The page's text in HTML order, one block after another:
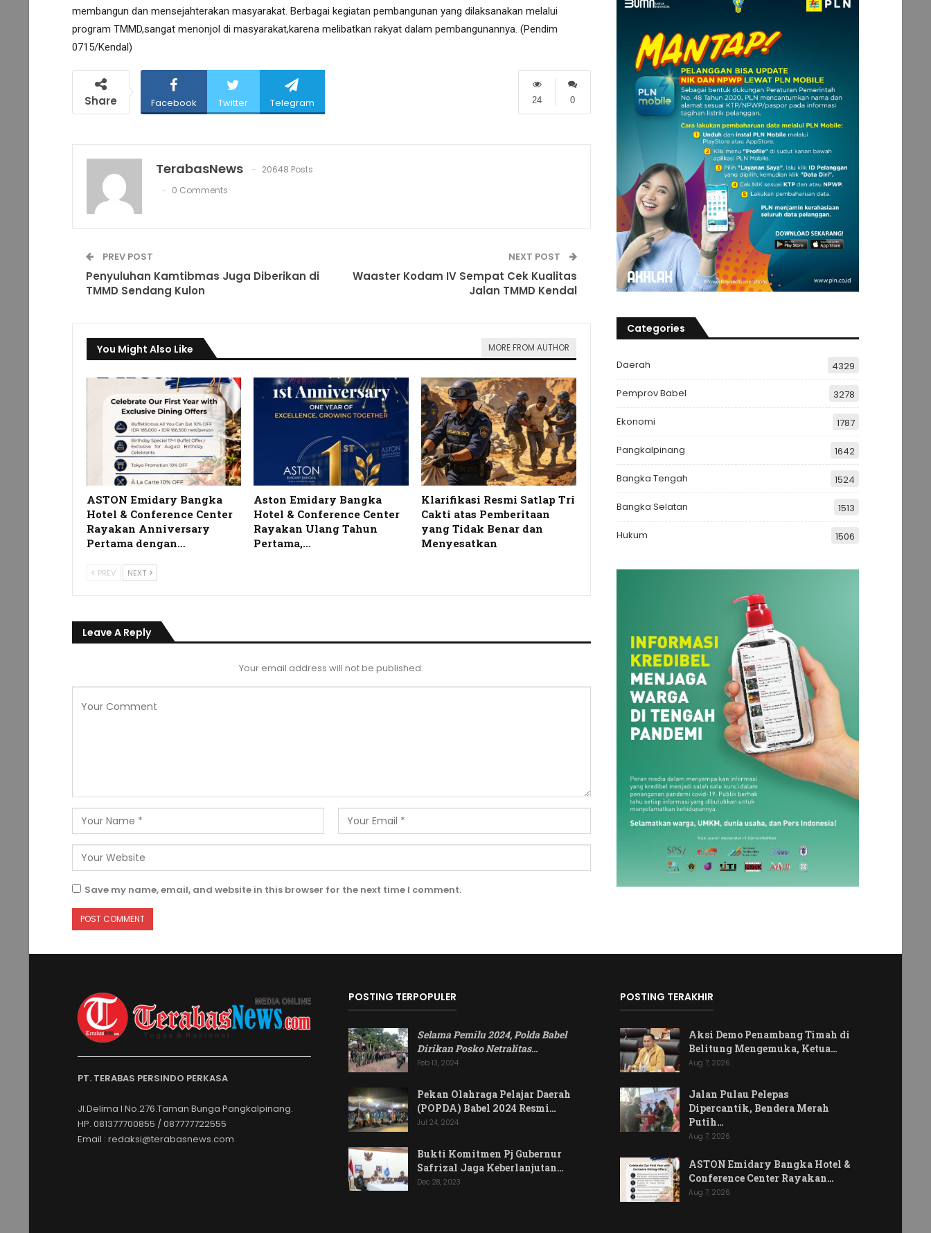
membangun dan mensejahterakan masyarakat. Berbagai kegiatan pembangunan yang dilaksanakan melalui
program TMMD,sangat menonjol di masyarakat,karena melibatkan rakyat dalam pembangunannya. (Pendim
0715/Kendal)
0
24
Share Facebook Twitter Telegram
TerabasNews
20648 Posts
0 Comments
PREV POST
Penyuluhan Kamtibmas Juga Diberikan di
TMMD Sendang Kulon
NEXT POST
Waaster Kodam IV Sempat Cek Kualitas
Jalan TMMD Kendal
You Might Also Like MORE FROM AUTHOR
ASTON Emidary Bangka
Hotel & Conference Center
Rayakan Anniversary
Pertama dengan…
Aston Emidary Bangka
Hotel & Conference Center
Rayakan Ulang Tahun
Pertama,…
Klarifikasi Resmi Satlap Tri
Cakti atas Pemberitaan
yang Tidak Benar dan
Menyesatkan
PREV NEXT
Leave A Reply
Your email address will not be published.
Save my name, email, and website in this browser for the next time I comment.
Categories
Daerah 4329
Pemprov Babel 3278
Ekonomi 1787
Pangkalpinang 1642
Bangka Tengah 1524
Bangka Selatan 1513
Hukum 1506
PT. TERABAS PERSINDO PERKASA
Jl.Delima I No.276.Taman Bunga Pangkalpinang.
HP. 081377700855 / 087777722555
Email : redaksi@terabasnews.com
POSTING TERPOPULER
Selama Pemilu 2024, Polda Babel
Dirikan Posko Netralitas…
Feb 13, 2024
Pekan Olahraga Pelajar Daerah
(POPDA) Babel 2024 Resmi…
Jul 24, 2024
Bukti Komitmen Pj Gubernur
Safrizal Jaga Keberlanjutan…
Dec 28, 2023
POSTING TERAKHIR
Aksi Demo Penambang Timah di
Belitung Mengemuka, Ketua…
Aug 7, 2026
Jalan Pulau Pelepas
Dipercantik, Bendera Merah
Putih…
Aug 7, 2026
ASTON Emidary Bangka Hotel &
Conference Center Rayakan…
Aug 7, 2026